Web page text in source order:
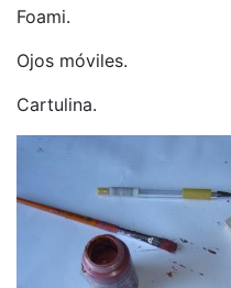
Foami.
Ojos móviles.
Cartulina.